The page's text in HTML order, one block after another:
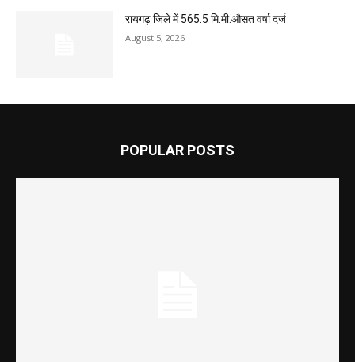
रायगढ़ जिले में 565.5 मि.मी.औसत वर्षा दर्ज
August 5, 2026
POPULAR POSTS